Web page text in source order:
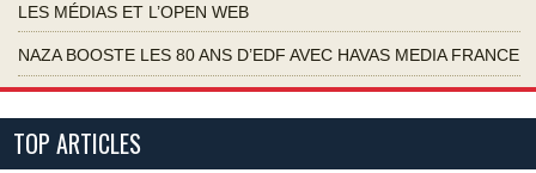
LES MÉDIAS ET L’OPEN WEB
NAZA BOOSTE LES 80 ANS D’EDF AVEC HAVAS MEDIA FRANCE
TOP ARTICLES